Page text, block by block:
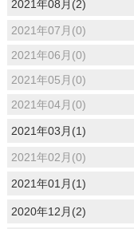
2021年08月(2)
2021年07月(0)
2021年06月(0)
2021年05月(0)
2021年04月(0)
2021年03月(1)
2021年02月(0)
2021年01月(1)
2020年12月(2)